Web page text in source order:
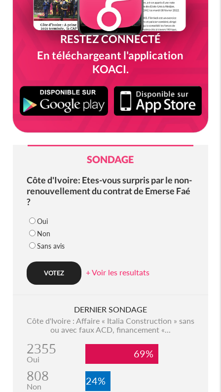
RESTEZ CONNECTÉ
En téléchargeant l'application
KOACI.
SONDAGE
Côte d'Ivoire: Etes-vous surpris par le non-
renouvellement du contrat de Emerse Faé
?
Oui
Non
Sans avis
+ Voir les resultats
DERNIER SONDAGE
Côte d'Ivoire : Affaire « Italia Construction » sans
ou avec faux ACD, financement «...
2355
Oui 69%
808
Non 24%